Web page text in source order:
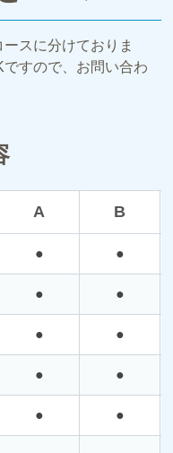
スに分けておりま
すので、お問い合わ
A B
● ●
● ●
● ●
● ●
● ●